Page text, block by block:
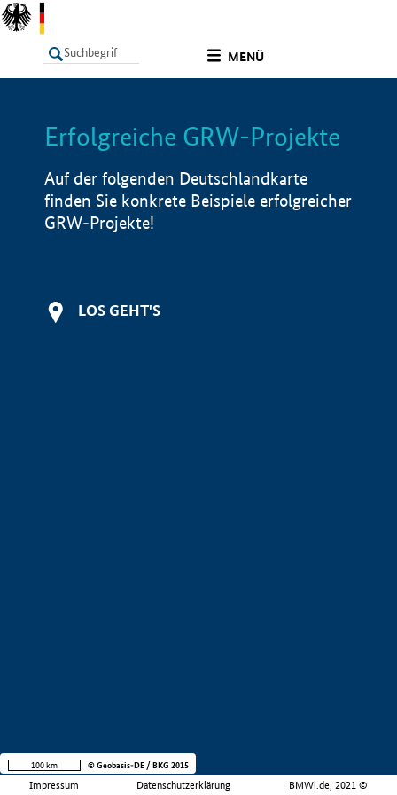
MENÜ
LISTE Info
Erfolgreiche GRW-Projekte
Auf der folgenden Deutschlandkarte
finden Sie konkrete Beispiele erfolgreicher
GRW-Projekte!
LOS GEHT'S
Impressum Datenschutzerklärung BMWi.de, 2021 ©
100 km © Geobasis-DE / BKG 2015